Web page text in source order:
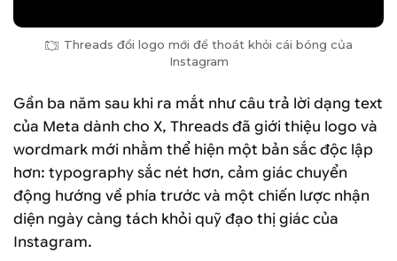
Threads đổi logo mới để thoát khỏi cái bóng của
Instagram
Gần ba năm sau khi ra mắt như câu trả lời dạng text
của Meta dành cho X, Threads đã giới thiệu logo và
wordmark mới nhằm thể hiện một bản sắc độc lập
hơn: typography sắc nét hơn, cảm giác chuyển
động hướng về phía trước và một chiến lược nhận
diện ngày càng tách khỏi quỹ đạo thị giác của
Instagram.